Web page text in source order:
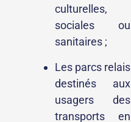
culturelles,
sociales ou
sanitaires ;
Les parcs relais
destinés aux
usagers des
transports en